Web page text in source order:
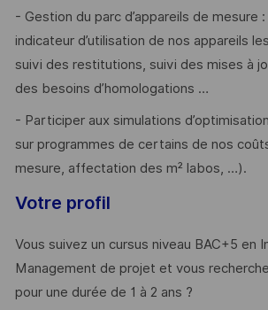
- Gestion du parc d’appareils de mesure :
indicateur d’utilisation de nos appareils
suivi des restitutions, suivi des mises à
des besoins d’homologations …
- Participer aux simulations
sur programmes de certains de nos
mesure, affectation des m² labos, …).
Votre profil
Vous suivez un cursus niveau BAC+5 en
Management de projet et vous
pour une durée de 1 à 2 ans ?